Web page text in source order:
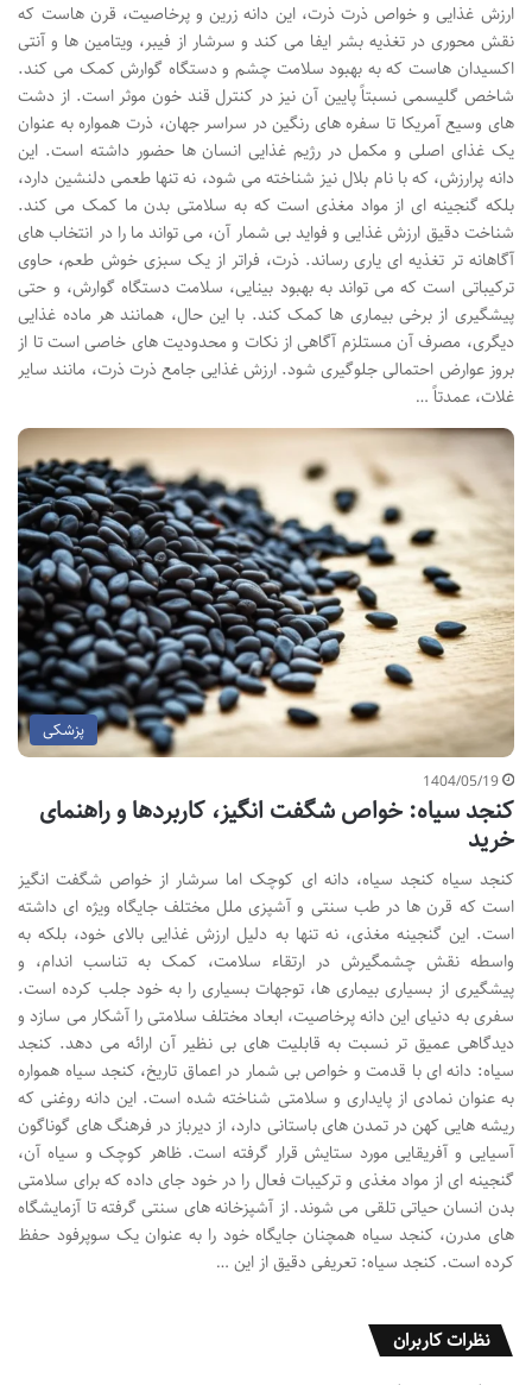
ارزش غذایی و خواص ذرت ذرت، این دانه زرین و پرخاصیت، قرن هاست که
نقش محوری در تغذیه بشر ایفا می کند و سرشار از فیبر، ویتامین ها و آنتی
اکسیدان هاست که به بهبود سلامت چشم و دستگاه گوارش کمک می کند.
شاخص گلیسمی نسبتاً پایین آن نیز در کنترل قند خون موثر است. از دشت
های وسیع آمریکا تا سفره های رنگین در سراسر جهان، ذرت همواره به عنوان
یک غذای اصلی و مکمل در رژیم غذایی انسان ها حضور داشته است. این
دانه پرارزش، که با نام بلال نیز شناخته می شود، نه تنها طعمی دلنشین دارد،
بلکه گنجینه ای از مواد مغذی است که به سلامتی بدن ما کمک می کند.
شناخت دقیق ارزش غذایی و فواید بی شمار آن، می تواند ما را در انتخاب های
آگاهانه تر تغذیه ای یاری رساند. ذرت، فراتر از یک سبزی خوش طعم، حاوی
ترکیباتی است که می تواند به بهبود بینایی، سلامت دستگاه گوارش، و حتی
پیشگیری از برخی بیماری ها کمک کند. با این حال، همانند هر ماده غذایی
دیگری، مصرف آن مستلزم آگاهی از نکات و محدودیت های خاصی است تا از
بروز عوارض احتمالی جلوگیری شود. ارزش غذایی جامع ذرت ذرت، مانند سایر
غلات، عمدتاً …
پزشکی
1404/05/19
کنجد سیاه: خواص شگفت انگیز، کاربردها و راهنمای
خرید
کنجد سیاه کنجد سیاه، دانه ای کوچک اما سرشار از خواص شگفت انگیز
است که قرن ها در طب سنتی و آشپزی ملل مختلف جایگاه ویژه ای داشته
است. این گنجینه مغذی، نه تنها به دلیل ارزش غذایی بالای خود، بلکه به
واسطه نقش چشمگیرش در ارتقاء سلامت، کمک به تناسب اندام، و
پیشگیری از بسیاری بیماری ها، توجهات بسیاری را به خود جلب کرده است.
سفری به دنیای این دانه پرخاصیت، ابعاد مختلف سلامتی را آشکار می سازد و
دیدگاهی عمیق تر نسبت به قابلیت های بی نظیر آن ارائه می دهد. کنجد
سیاه: دانه ای با قدمت و خواص بی شمار در اعماق تاریخ، کنجد سیاه همواره
به عنوان نمادی از پایداری و سلامتی شناخته شده است. این دانه روغنی که
ریشه هایی کهن در تمدن های باستانی دارد، از دیرباز در فرهنگ های گوناگون
آسیایی و آفریقایی مورد ستایش قرار گرفته است. ظاهر کوچک و سیاه آن،
گنجینه ای از مواد مغذی و ترکیبات فعال را در خود جای داده که برای سلامتی
بدن انسان حیاتی تلقی می شوند. از آشپزخانه های سنتی گرفته تا آزمایشگاه
های مدرن، کنجد سیاه همچنان جایگاه خود را به عنوان یک سوپرفود حفظ
کرده است. کنجد سیاه: تعریفی دقیق از این …
نظرات کاربران